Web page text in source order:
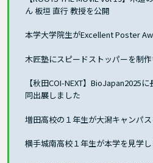
ん 板垣 直行 教授を公開
本学大学院生がExcellent Poster
木匠塾にスピードストッパーを制
【秋田COI-NEXT】BioJapan2025
同出展しました
増田高校の１年生が大潟キャンパ
横手城南高校１年生が本学を見学